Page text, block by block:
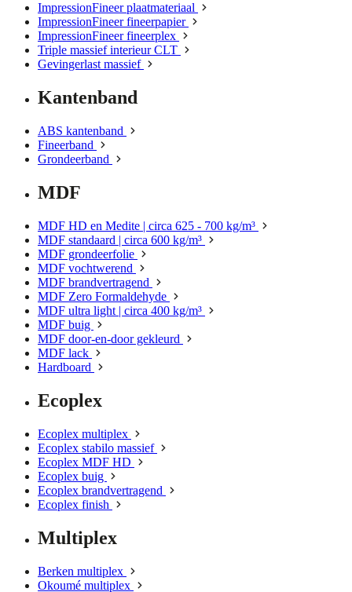
ImpressionFineer plaatmateriaal
ImpressionFineer fineerpapier
ImpressionFineer fineerplex
Triple massief interieur CLT
Gevingerlast massief
Kantenband
ABS kantenband
Fineerband
Grondeerband
MDF
MDF HD en Medite | circa 625 - 700 kg/m³
MDF standaard | circa 600 kg/m³
MDF grondeerfolie
MDF vochtwerend
MDF brandvertragend
MDF Zero Formaldehyde
MDF ultra light | circa 400 kg/m³
MDF buig
MDF door-en-door gekleurd
MDF lack
Hardboard
Ecoplex
Ecoplex multiplex
Ecoplex stabilo massief
Ecoplex MDF HD
Ecoplex buig
Ecoplex brandvertragend
Ecoplex finish
Multiplex
Berken multiplex
Okoumé multiplex